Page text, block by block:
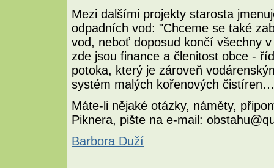
Mezi dalšími projekty starosta
odpadních vod: "Chceme se také
vod, neboť doposud končí všechny
zde jsou finance a členitost obce -
potoka, který je zároveň
systém malých kořenových
Máte-li nějaké otázky, náměty,
Piknera, pište na e-mail:
Barbora Duží